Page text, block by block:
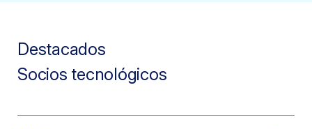
Destacados
Socios tecnológicos